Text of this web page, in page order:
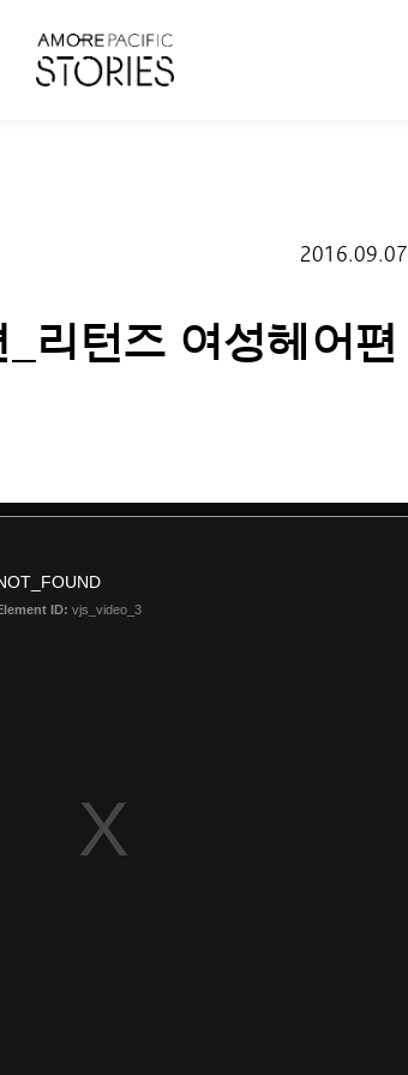
2016.09.07
리턴즈 여성헤어편